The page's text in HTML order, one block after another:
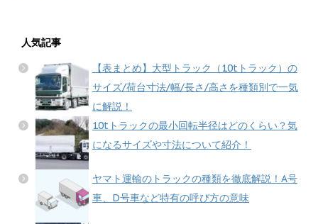
人気記事
【表まとめ】大型トラック（10tトラック）の
サイズ/荷台寸法/幅/長さ/高さを種類別で一気
に解説！
10tトラックの最小回転半径はどのくらい？気
になるサイズや寸法について紹介！
ヤマト運輸のトラックの種類を徹底解説！A号
車、D号車など特有の呼び方の意味